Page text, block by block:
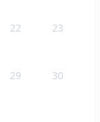
22 23
29 30